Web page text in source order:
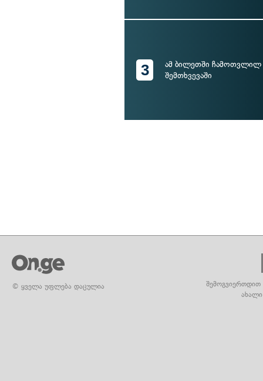
3
ამ ბილეთში ჩამოთვლილ
შემთხვევაში
© ყველა უფლება დაცულია
შემოგვიერთდით
ახალი